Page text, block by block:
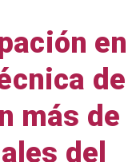
en
de
más de
del